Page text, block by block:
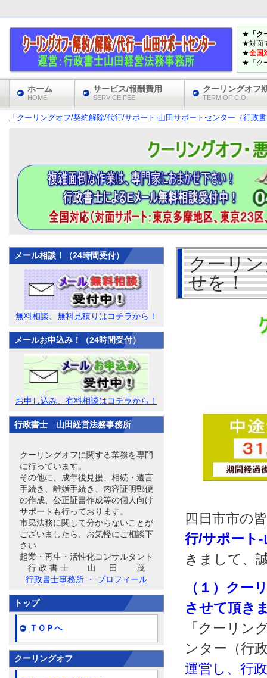
「クーリングオフ/契約解除/代行/サポート‐山田サポートセンター（行政
クーリ
せを！
四日市市の
行/サポート
きまして、
（１）クー
させて頂き
「クーリン
ンター（行
運営し、行
メール相談！（24時間受付）
無料相談、無料見積りはコチラから！
メールお申込み！（24時間受付）
お申し込み、有料相談はコチラから！
行政書士 山田経営法務事務所
クーリングオフに関する業務を専門
に行っています。
その他に、成年後見援、相続・遺言
手続き、離婚手続き、内容証明郵便
の作成、公正証書作成等の個人向け
サポートも行っております。
市民法務に関して分からないことが
ございましたら、お気軽にご相談下
さい
起業・再生・活性化コンサルタント
行 政 書 士 山 田 茂
行政書士事務所 ・ プロフィール
トップ
ＴＯＰへ
クーリングオフ
★ 「
★対面
★全国
★「ク
ホーム
HOME
サービス/報酬費用
SERVICE FEE
クーリングオフ
TERM OF C.O.